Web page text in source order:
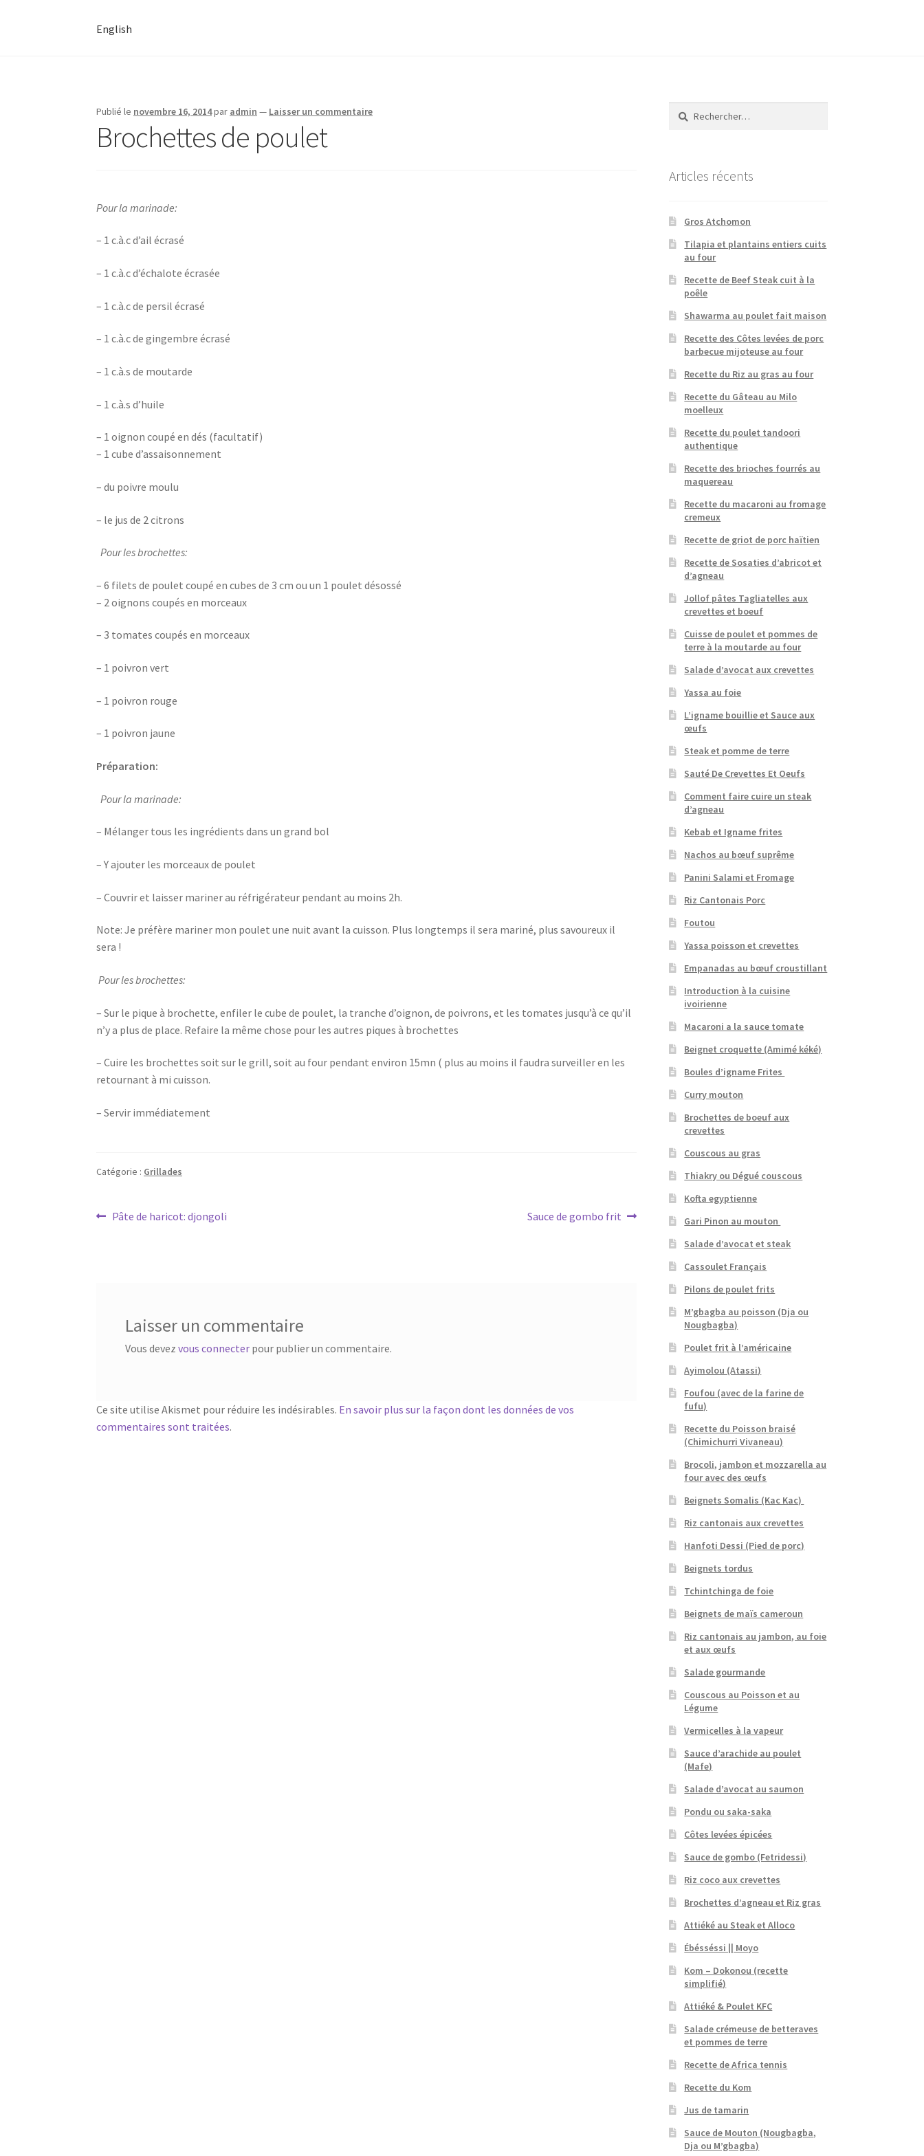
English
Publié le novembre 16, 2014par admin — Laisser un commentaire
Brochettes de poulet
Pour la marinade:
– 1 c.à.c d’ail écrasé
– 1 c.à.c d’échalote écrasée
– 1 c.à.c de persil écrasé
– 1 c.à.c de gingembre écrasé
– 1 c.à.s de moutarde
– 1 c.à.s d’huile
– 1 oignon coupé en dés (facultatif)
– 1 cube d’assaisonnement
– du poivre moulu
– le jus de 2 citrons
Pour les brochettes:
– 6 filets de poulet coupé en cubes de 3 cm ou un 1 poulet désossé
– 2 oignons coupés en morceaux
– 3 tomates coupés en morceaux
– 1 poivron vert
– 1 poivron rouge
– 1 poivron jaune
Préparation:
Pour la marinade:
– Mélanger tous les ingrédients dans un grand bol
– Y ajouter les morceaux de poulet
– Couvrir et laisser mariner au réfrigérateur pendant au moins 2h.
Note: Je préfère mariner mon poulet une nuit avant la cuisson. Plus longtemps il sera mariné, plus savoureux il
sera !
Pour les brochettes:
– Sur le pique à brochette, enfiler le cube de poulet, la tranche d’oignon, de poivrons, et les tomates jusqu’à ce qu’il
n’y a plus de place. Refaire la même chose pour les autres piques à brochettes
– Cuire les brochettes soit sur le grill, soit au four pendant environ 15mn ( plus au moins il faudra surveiller en les
retournant à mi cuisson.
– Servir immédiatement
Catégorie : Grillades
Navigation
Article
Pâte de haricot: djongoli
Article
Sauce de gombo frit
Laisser un commentaire
Vous devez vous connecterpour publier un commentaire.
Ce site utilise Akismet pour réduire les indésirables. En savoir plus sur la façon dont les données de vos
commentaires sont traitées.
Rechercher :
Articles récents
Gros Atchomon
Tilapia et plantains entiers cuits
au four
Recette de Beef Steak cuit à la
poêle
Shawarma au poulet fait maison
Recette des Côtes levées de porc
barbecue mijoteuse au four
Recette du Riz au gras au four
Recette du Gâteau au Milo
moelleux
Recette du poulet tandoori
authentique
Recette des brioches fourrés au
maquereau
Recette du macaroni au fromage
cremeux
Recette de griot de porc haïtien
Recette de Sosaties d’abricot et
d’agneau
Jollof pâtes Tagliatelles aux
crevettes et boeuf
Cuisse de poulet et pommes de
terre à la moutarde au four
Salade d’avocat aux crevettes
Yassa au foie
L’igname bouillie et Sauce aux
œufs
Steak et pomme de terre
Sauté De Crevettes Et Oeufs
Comment faire cuire un steak
d’agneau
Kebab et Igname frites
Nachos au bœuf suprême
Panini Salami et Fromage
Riz Cantonais Porc
Foutou
Yassa poisson et crevettes
Empanadas au bœuf croustillant
Introduction à la cuisine
ivoirienne
Macaroni a la sauce tomate
Beignet croquette (Amimé kéké)
Boules d’igname Frites
Curry mouton
Brochettes de boeuf aux
crevettes
Couscous au gras
Thiakry ou Dégué couscous
Kofta egyptienne
Gari Pinon au mouton
Salade d’avocat et steak
Cassoulet Français
Pilons de poulet frits
M’gbagba au poisson (Dja ou
Nougbagba)
Poulet frit à l’américaine
Ayimolou (Atassi)
Foufou (avec de la farine de
fufu)
Recette du Poisson braisé
(Chimichurri Vivaneau)
Brocoli, jambon et mozzarella au
four avec des œufs
Beignets Somalis (Kac Kac)
Riz cantonais aux crevettes
Hanfoti Dessi (Pied de porc)
Beignets tordus
Tchintchinga de foie
Beignets de maïs cameroun
Riz cantonais au jambon, au foie
et aux œufs
Salade gourmande
Couscous au Poisson et au
Légume
Vermicelles à la vapeur
Sauce d’arachide au poulet
(Mafe)
Salade d’avocat au saumon
Pondu ou saka-saka
Côtes levées épicées
Sauce de gombo (Fetridessi)
Riz coco aux crevettes
Brochettes d’agneau et Riz gras
Attiéké au Steak et Alloco
Ébésséssi || Moyo
Kom – Dokonou (recette
simplifié)
Attiéké & Poulet KFC
Salade crémeuse de betteraves
et pommes de terre
Recette de Africa tennis
Recette du Kom
Jus de tamarin
Sauce de Mouton (Nougbagba,
Dja ou M’gbagba)